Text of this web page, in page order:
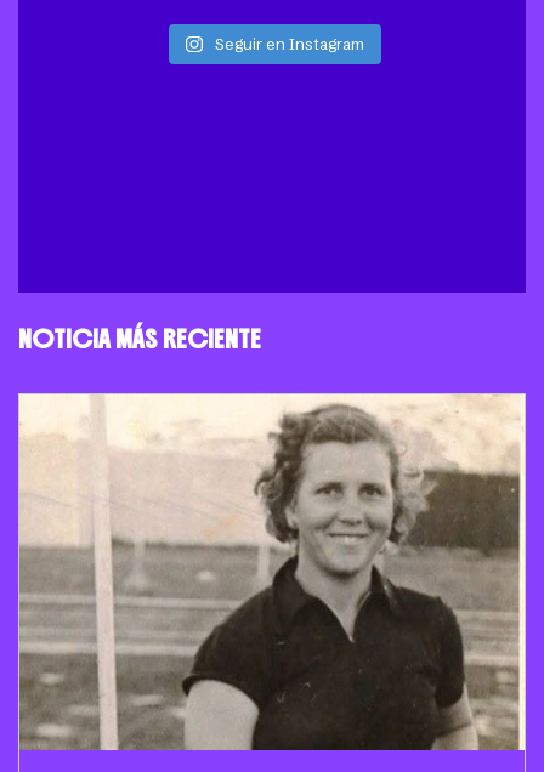
Seguir en Instagram
NOTICIA MÁS RECIENTE